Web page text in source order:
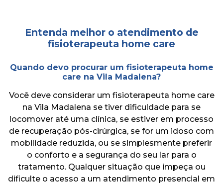
Entenda melhor o atendimento de
fisioterapeuta home care
Quando devo procurar um fisioterapeuta home
care na Vila Madalena?
Você deve considerar um fisioterapeuta home care
na Vila Madalena se tiver dificuldade para se
locomover até uma clínica, se estiver em processo
de recuperação pós-cirúrgica, se for um idoso com
mobilidade reduzida, ou se simplesmente preferir
o conforto e a segurança do seu lar para o
tratamento. Qualquer situação que impeça ou
dificulte o acesso a um atendimento presencial em